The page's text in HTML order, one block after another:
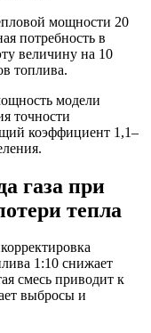
мощности 20
потребность в
величину на 10
топлива.
модели
точности
коэффициент 1,1–
газа при
тепла
1:10 снижает
смесь приводит к
выбросы и